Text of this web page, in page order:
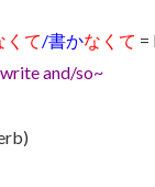
くて/書かなくて =
write and/so~